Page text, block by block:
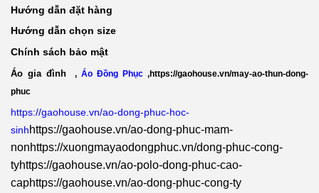
Hướng dẫn đặt hàng
Hướng dẫn chọn size
Chính sách bảo mật
Áo gia đình , Áo Đồng Phục ,https://gaohouse.vn/may-ao-thun-dong-
phuc
https://gaohouse.vn/ao-dong-phuc-hoc-
sinhhttps://gaohouse.vn/ao-dong-phuc-mam-
nonhttps://xuongmayaodongphuc.vn/dong-phuc-cong-
tyhttps://gaohouse.vn/ao-polo-dong-phuc-cao-
caphttps://gaohouse.vn/ao-dong-phuc-cong-ty